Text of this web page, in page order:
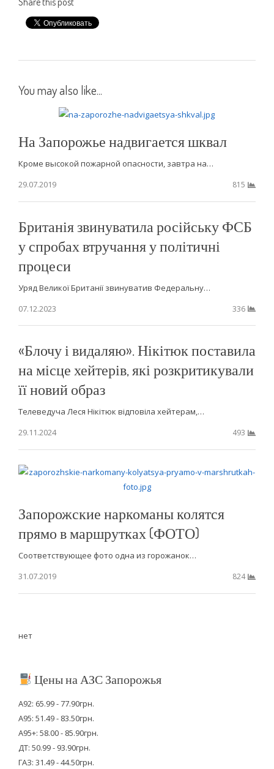
You may also like...
На Запорожье надвигается шквал
Кроме высокой пожарной опасности, завтра на…
29.07.2019
815
Британія звинуватила російську ФСБ
у спробах втручання у політичні
процеси
Уряд Великої Британії звинуватив Федеральну…
07.12.2023
336
«Блочу і видаляю». Нікітюк поставила
на місце хейтерів, які розкритикували
її новий образ
Телеведуча Леся Нікітюк відповіла хейтерам,…
29.11.2024
493
Запорожские наркоманы колятся
прямо в маршрутках (ФОТО)
Соответствующее фото одна из горожанок…
31.07.2019
824
нет
Цены на АЗС Запорожья
А92: 65.99 - 77.90грн.
А95: 51.49 - 83.50грн.
А95+: 58.00 - 85.90грн.
ДТ: 50.99 - 93.90грн.
ГАЗ: 31.49 - 44.50грн.